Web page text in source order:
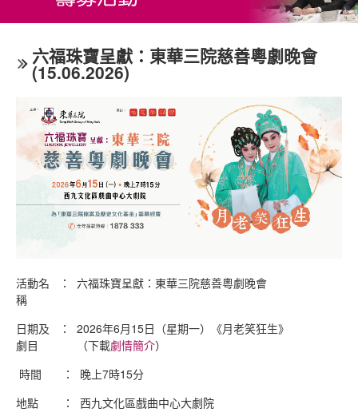
六福珠寶呈獻：東華三院慈善粵劇晚會
(15.06.2026)
活動名
稱
： 六福珠寶呈獻：東華三院慈善粵劇晚會
日期及
劇目
：
2026年6月15日（星期一）《月老笑狂生》
（下載劇情簡介）
時間
：
晚上7時15分
地點
：
西九文化區戲曲中心大劇院